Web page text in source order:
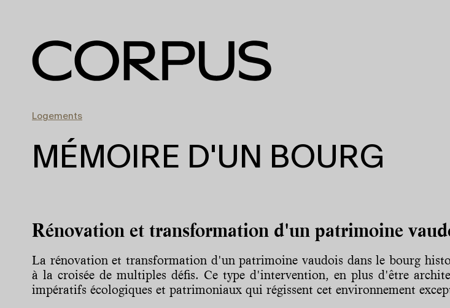
Logements
MÉMOIRE D'UN BOURG
Rénovation et transformation d'un patrimoine
La rénovation et transformation d'un patrimoine vaudois dans le bourg
à la croisée de multiples défis. Ce type d'intervention, en plus d'être
impératifs écologiques et patrimoniaux qui régissent cet environnement